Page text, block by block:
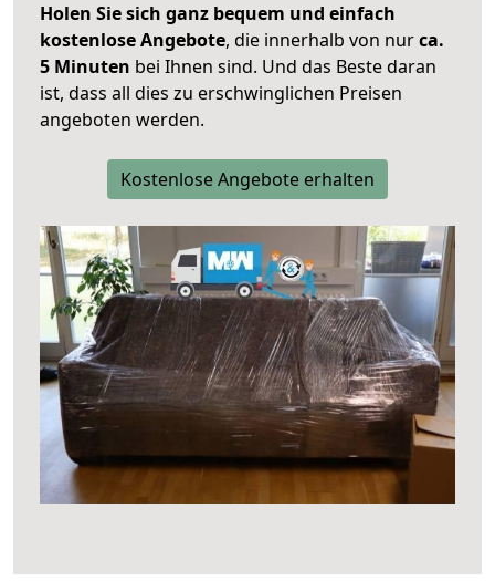
Holen Sie sich ganz bequem und einfach
kostenlose Angebote, die innerhalb von nurca.
5 Minuten bei Ihnen sind. Und das Beste daran
ist, dass all dies zu erschwinglichen Preisen
angeboten werden.
Kostenlose Angebote erhalten